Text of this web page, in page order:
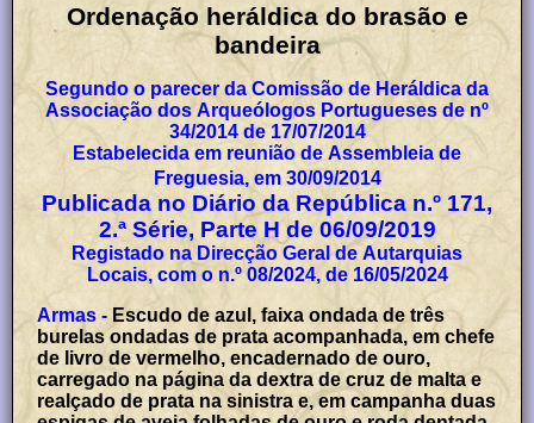
Ordenação heráldica do brasão e
bandeira
Segundo o parecer da Comissão de Heráldica da
Associação dos Arqueólogos Portugueses de nº
34/2014 de 17/07/2014
Estabelecida em reunião de Assembleia de
Freguesia, em 30/09/2014
Publicada no Diário da República n.º 171,
2.ª Série, Parte H de 06/09/2019
Registado na Direcção Geral de Autarquias
Locais, com o n.º 08/2024, de 16/05/2024
Armas - Escudo de azul, faixa ondada de três
burelas ondadas de prata acompanhada, em chefe
de livro de vermelho, encadernado de ouro,
carregado na página da dextra de cruz de malta e
realçado de prata na sinistra e, em campanha duas